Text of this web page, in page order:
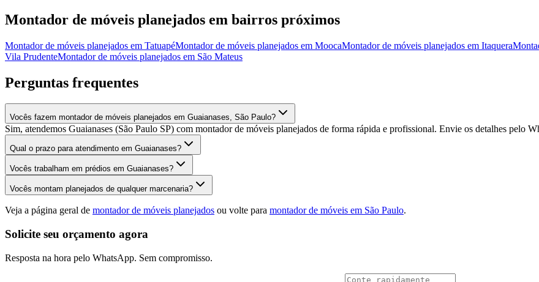
Montador de móveis planejados em bairros próximos
Montador de móveis planejados em TatuapéMontador de móveis planejados em MoocaMontador de móveis planejados em Itaquera
Vila PrudenteMontador de móveis planejados em São Mateus
Perguntas frequentes
Vocês fazem montador de móveis planejados em Guaianases, São Paulo?
Sim, atendemos Guaianases (São Paulo SP) com montador de móveis planejados de forma rápida e profissional. Envie os detalhes pelo
Qual o prazo para atendimento em Guaianases?
Vocês trabalham em prédios em Guaianases?
Vocês montam planejados de qualquer marcenaria?
Veja a página geral de montador de móveis planejados ou volte para montador de móveis em São Paulo.
Solicite seu orçamento agora
Resposta na hora pelo WhatsApp. Sem compromisso.